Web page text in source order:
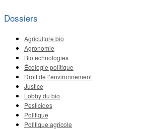
Dossiers
Agriculture bio
Agronomie
Biotechnologies
Écologie politique
Droit de l’environnement
Justice
Lobby du bio
Pesticides
Politique
Politique agricole